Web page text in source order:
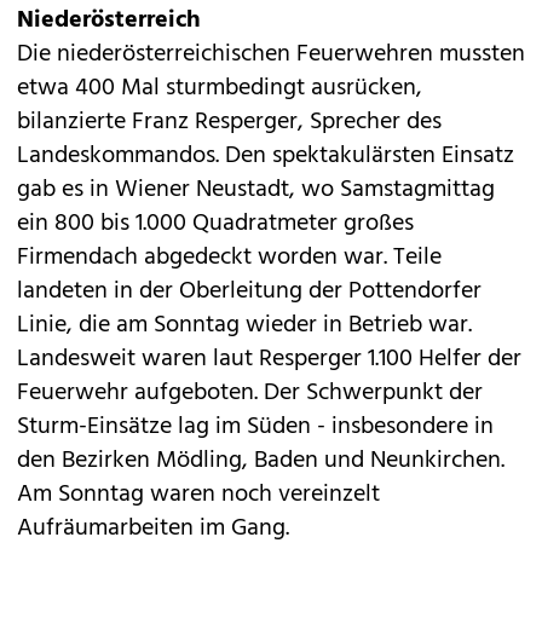
Niederösterreich
Die niederösterreichischen Feuerwehren mussten
etwa 400 Mal sturmbedingt ausrücken,
bilanzierte Franz Resperger, Sprecher des
Landeskommandos. Den spektakulärsten Einsatz
gab es in Wiener Neustadt, wo Samstagmittag
ein 800 bis 1.000 Quadratmeter großes
Firmendach abgedeckt worden war. Teile
landeten in der Oberleitung der Pottendorfer
Linie, die am Sonntag wieder in Betrieb war.
Landesweit waren laut Resperger 1.100 Helfer der
Feuerwehr aufgeboten. Der Schwerpunkt der
Sturm-Einsätze lag im Süden - insbesondere in
den Bezirken Mödling, Baden und Neunkirchen.
Am Sonntag waren noch vereinzelt
Aufräumarbeiten im Gang.